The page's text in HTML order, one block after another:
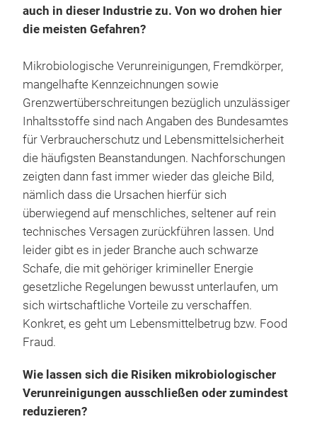
auch in dieser Industrie zu. Von wo drohen hier
die meisten Gefahren?
Mikrobiologische Verunreinigungen, Fremdkörper,
mangelhafte Kennzeichnungen sowie
Grenzwertüberschreitungen bezüglich unzulässiger
Inhaltsstoffe sind nach Angaben des Bundesamtes
für Verbraucherschutz und Lebensmittelsicherheit
die häufigsten Beanstandungen. Nachforschungen
zeigten dann fast immer wieder das gleiche Bild,
nämlich dass die Ursachen hierfür sich
überwiegend auf menschliches, seltener auf rein
technisches Versagen zurückführen lassen. Und
leider gibt es in jeder Branche auch schwarze
Schafe, die mit gehöriger krimineller Energie
gesetzliche Regelungen bewusst unterlaufen, um
sich wirtschaftliche Vorteile zu verschaffen.
Konkret, es geht um Lebensmittelbetrug bzw. Food
Fraud.
Wie lassen sich die Risiken mikrobiologischer
Verunreinigungen ausschließen oder zumindest
reduzieren?